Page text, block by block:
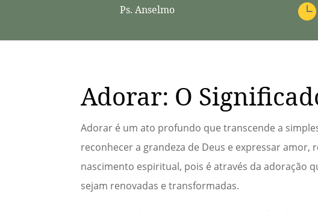
Ps. Anselmo 
Adorar: O
Adorar é um ato profundo que transcende a
reconhecer a grandeza de Deus e expressar amor,
nascimento espiritual, pois é através da adoração
sejam renovadas e transformadas.